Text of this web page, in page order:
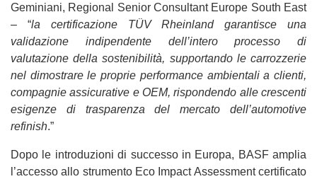
Geminiani, Regional Senior Consultant Europe South East
– “la certificazione TÜV Rheinland garantisce una
validazione indipendente dell’intero processo di
valutazione della sostenibilità, supportando le carrozzerie
nel dimostrare le proprie performance ambientali a clienti,
compagnie assicurative e OEM, rispondendo alle crescenti
esigenze di trasparenza del mercato dell’automotive
refinish.”
Dopo le introduzioni di successo in Europa, BASF amplia
l’accesso allo strumento Eco Impact Assessment certificato